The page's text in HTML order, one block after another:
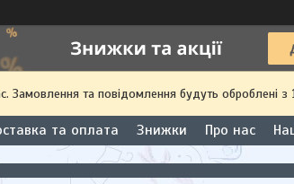
Замовлення та повідомлення будуть оброблені
та оплата Знижки Про нас